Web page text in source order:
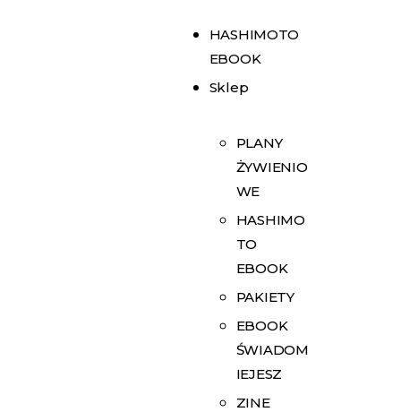
HASHIMOTO
EBOOK
Sklep
PLANY
ŻYWIENIO
WE
HASHIMO
TO
EBOOK
PAKIETY
EBOOK
ŚWIADOM
IEJESZ
ZINE